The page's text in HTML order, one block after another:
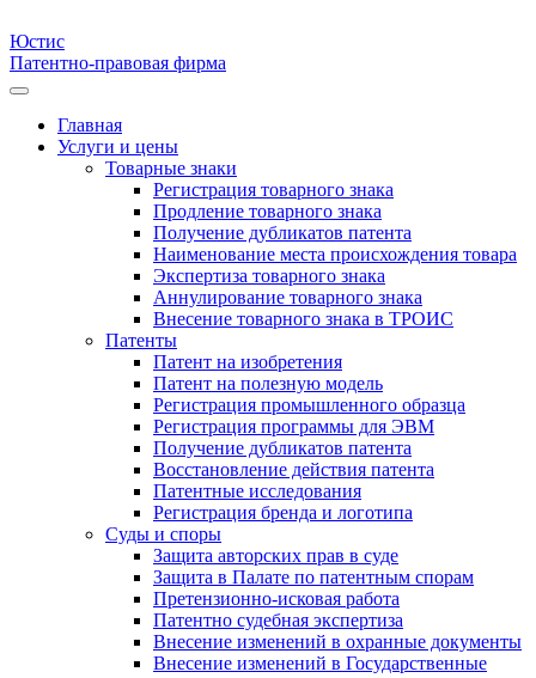
Юстис
Патентно-правовая фирма
Главная
Услуги и цены
Товарные знаки
Регистрация товарного знака
Продление товарного знака
Получение дубликатов патента
Наименование места происхождения товара
Экспертиза товарного знака
Аннулирование товарного знака
Внесение товарного знака в ТРОИС
Патенты
Патент на изобретения
Патент на полезную модель
Регистрация промышленного образца
Регистрация программы для ЭВМ
Получение дубликатов патента
Восстановление действия патента
Патентные исследования
Регистрация бренда и логотипа
Суды и споры
Защита авторских прав в суде
Защита в Палате по патентным спорам
Претензионно-исковая работа
Патентно судебная экспертиза
Внесение изменений в охранные документы
Внесение изменений в Государственные